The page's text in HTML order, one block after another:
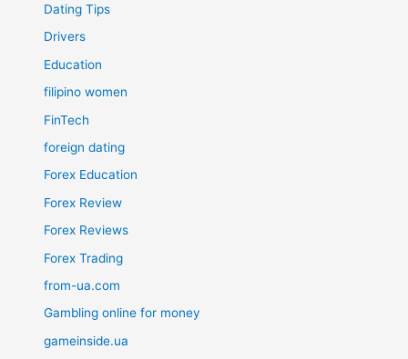
Dating Tips
Drivers
Education
filipino women
FinTech
foreign dating
Forex Education
Forex Review
Forex Reviews
Forex Trading
from-ua.com
Gambling online for money
gameinside.ua